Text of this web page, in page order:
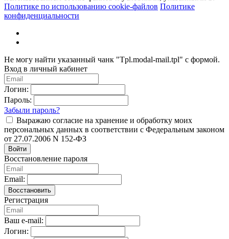
Политике по использованию cookie-файлов Политике
конфиденциальности
Не могу найти указанный чанк "Tpl.modal-mail.tpl" с формой.
Вход в личный кабинет
Логин:
Пароль:
Забыли пароль?
Выражаю согласие на хранение и обработку моих
персональных данных в соответствии с Федеральным законом
от 27.07.2006 N 152-ФЗ
Войти
Восстановление пароля
Email:
Восстановить
Регистрация
Ваш e-mail:
Логин: